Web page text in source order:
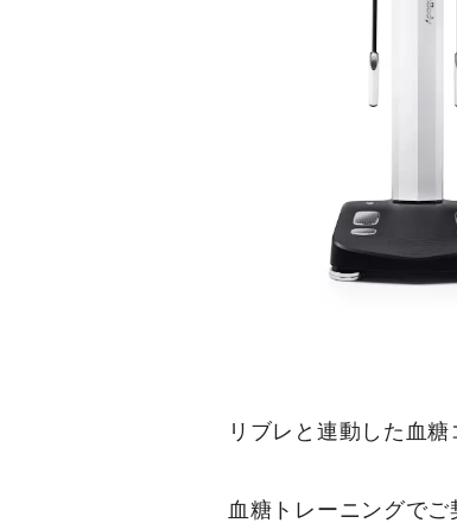
リブレと連動した血
血糖トレーニングで